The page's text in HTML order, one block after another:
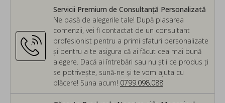
Servicii Premium de Consultanță Personalizată
Ne pasă de alegerile tale! După plasarea
comenzii, vei fi contactat de un consultant
profesionist pentru a primi sfaturi personalizate
și pentru a te asigura că ai făcut cea mai bună
alegere. Dacă ai întrebări sau nu știi ce produs ți
se potrivește, sună-ne și te vom ajuta cu
plăcere! Suna acum! 0799.098.088